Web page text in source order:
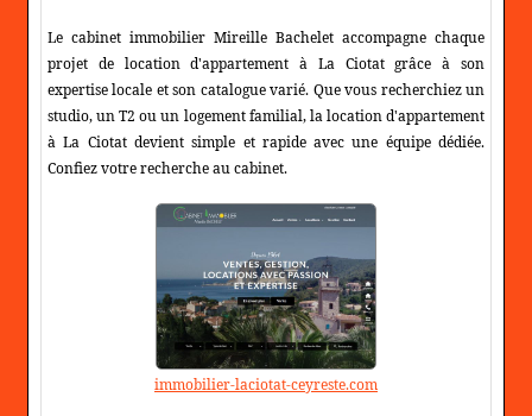
Le cabinet immobilier Mireille Bachelet accompagne chaque
projet de location d'appartement à La Ciotat grâce à son
expertise locale et son catalogue varié. Que vous recherchiez un
studio, un T2 ou un logement familial, la location d'appartement
à La Ciotat devient simple et rapide avec une équipe dédiée.
Confiez votre recherche au cabinet.
immobilier-laciotat-ceyreste.com